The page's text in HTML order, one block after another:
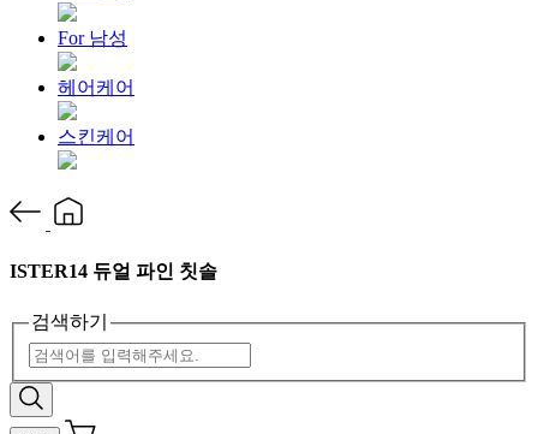
For 남성
헤어케어
스킨케어
ISTER14 듀얼 파인 칫솔
검색하기